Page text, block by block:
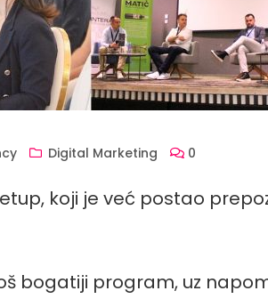
Digital Marketing 0
koji je već postao
bogatiji program, uz